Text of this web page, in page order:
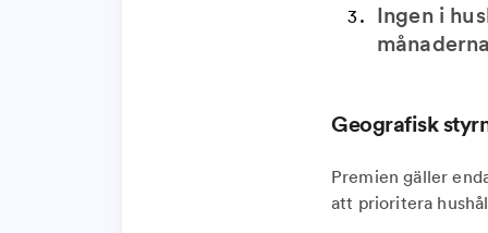
Ingen i
Geografisk
Premien gäller
att prioritera